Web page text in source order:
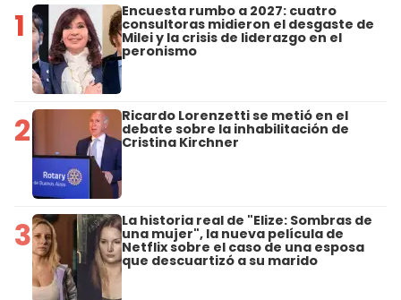
1 Encuesta rumbo a 2027: cuatro
consultoras midieron el desgaste de
Milei y la crisis de liderazgo en el
peronismo
2 Ricardo Lorenzetti se metió en el
debate sobre la inhabilitación de
Cristina Kirchner
3 La historia real de "Elize: Sombras de
una mujer", la nueva película de
Netflix sobre el caso de una esposa
que descuartizó a su marido